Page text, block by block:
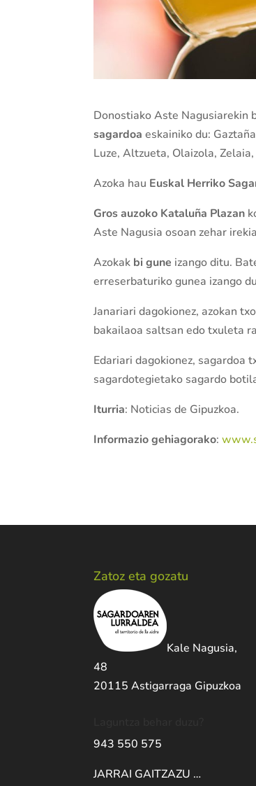
Donostiako Aste Nagusiarekin
sagardoaeskainiko du:
Luze, Altzueta, Olaizola,
Azoka hau Euskal Herriko
Gros auzoko Kataluña Plazan
Aste Nagusia osoan zehar
Azokak bi gune izango ditu.
erreserbaturiko gunea izango
Janariari dagokionez, azokan
bakailaoa saltsan edo txuleta
Edariari dagokionez, sagardoa
sagardotegietako sagardo
Iturria: Noticias de Gipuzkoa.
Informazio gehiagorako:
Zatoz eta gozatu
Kale Nagusia,
48
20115 Astigarraga Gipuzkoa
943 550 575
JARRAI GAITZAZU …